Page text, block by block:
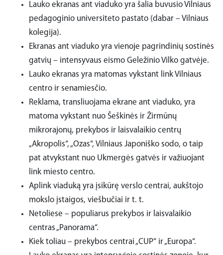
Lauko ekranas ant viaduko yra šalia buvusio Vilniaus
pedagoginio universiteto pastato (dabar – Vilniaus
kolegija).
Ekranas ant viaduko yra vienoje pagrindinių sostinės
gatvių – intensyvaus eismo Geležinio Vilko gatvėje.
Lauko ekranas yra matomas vykstant link Vilniaus
centro ir senamiesčio.
Reklama, transliuojama ekrane ant viaduko, yra
matoma vykstant nuo Šeškinės ir Žirmūnų
mikrorajonų, prekybos ir laisvalaikio centrų
„Akropolis“, „Ozas“, Vilniaus Japoniško sodo, o taip
pat atvykstant nuo Ukmergės gatvės ir važiuojant
link miesto centro.
Aplink viaduką yra įsikūrę verslo centrai, aukštojo
mokslo įstaigos, viešbučiai ir t. t.
Netoliese – populiarus prekybos ir laisvalaikio
centras „Panorama“.
Kiek toliau – prekybos centrai „CUP“ ir „Europa“.